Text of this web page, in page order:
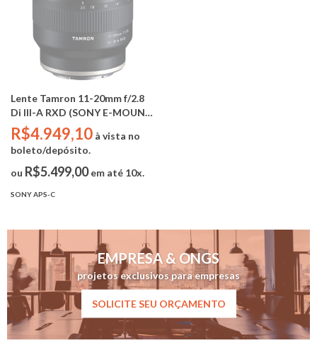
Lente Tamron 11-20mm f/2.8
Di III-A RXD (SONY E-MOUNT
/ APS-C)
R$4.949,10 à vista no
boleto/depósito.
ou R$5.499,00em até 10x.
SONY APS-C
EMPRESA & ONGS
projetos exclusivos para empresas
SOLICITE SEU ORÇAMENTO